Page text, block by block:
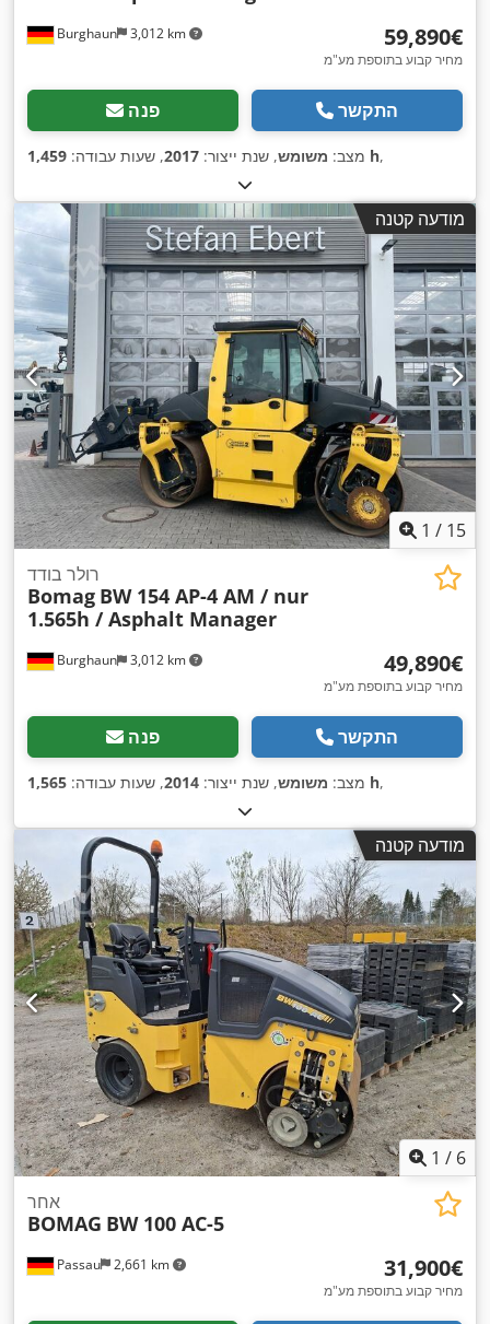
Burghaun 3,012 km ‏59,890 ‏€
מחיר קבוע בתוספת מע"מ
פנה התקשר
מצב: משומש, שנת ייצור: 2017, שעות עבודה: 1,459 h,
מודעה קטנה
1 / 15
Burghaun 3,012 km
רולר בודד
Bomag BW 154 AP-4 AM / nur
1.565h / Asphalt Manager
‏49,890 ‏€
מחיר קבוע בתוספת מע"מ
פנה התקשר
מצב: משומש, שנת ייצור: 2014, שעות עבודה: 1,565 h,
מודעה קטנה
1 / 6
Passau 2,661 km
אחר
BOMAG BW 100 AC-5
‏31,900 ‏€
מחיר קבוע בתוספת מע"מ